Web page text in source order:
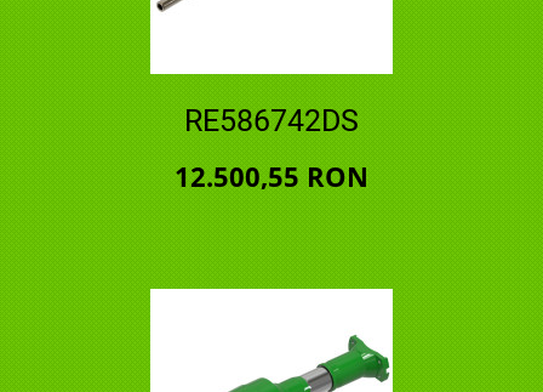
RE586742DS
12.500,55 RON